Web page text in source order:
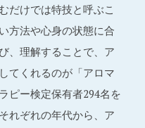
だけでは特技と呼ぶこ
方法や心身の状態に合
、理解することで、ア
てくれるのが「アロマ
ピー検定保有者294名を
れぞれの年代から、ア